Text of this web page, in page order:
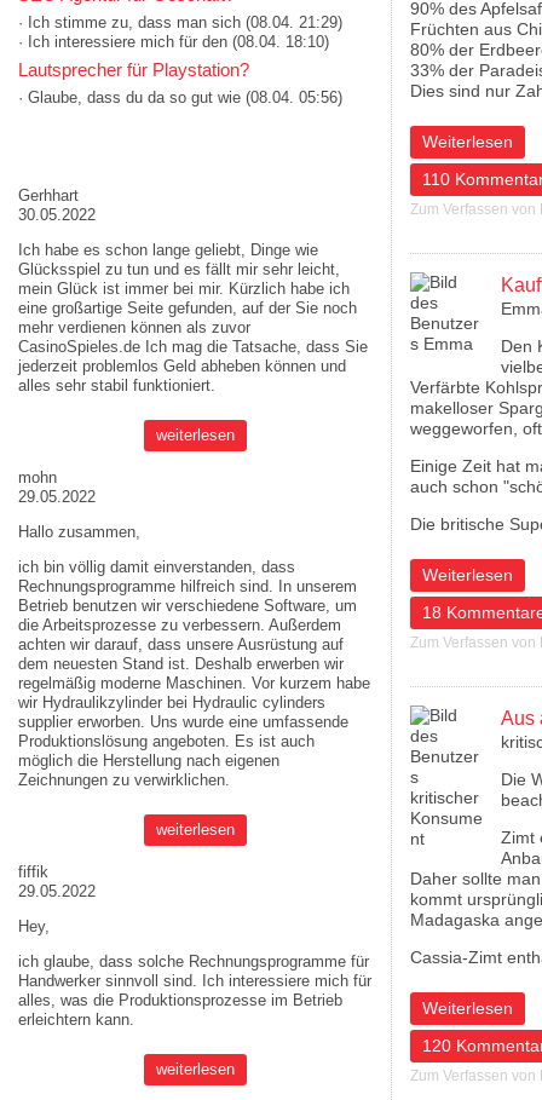
· Ich stimme zu, dass man sich (08.04. 21:29)
· Ich interessiere mich für den (08.04. 18:10)
Lautsprecher für Playstation?
· Glaube, dass du da so gut wie (08.04. 05:56)
Gerhhart
30.05.2022
Ich habe es schon lange geliebt, Dinge wie
Glücksspiel zu tun und es fällt mir sehr leicht,
mein Glück ist immer bei mir. Kürzlich habe ich
eine großartige Seite gefunden, auf der Sie noch
mehr verdienen können als zuvor
CasinoSpieles.de Ich mag die Tatsache, dass Sie
jederzeit problemlos Geld abheben können und
alles sehr stabil funktioniert.
weiterlesen
mohn
29.05.2022
Hallo zusammen,
ich bin völlig damit einverstanden, dass
Rechnungsprogramme hilfreich sind. In unserem
Betrieb benutzen wir verschiedene Software, um
die Arbeitsprozesse zu verbessern. Außerdem
achten wir darauf, dass unsere Ausrüstung auf
dem neuesten Stand ist. Deshalb erwerben wir
regelmäßig moderne Maschinen. Vor kurzem habe
wir Hydraulikzylinder bei Hydraulic cylinders
supplier erworben. Uns wurde eine umfassende
Produktionslösung angeboten. Es ist auch
möglich die Herstellung nach eigenen
Zeichnungen zu verwirklichen.
weiterlesen
fiffik
29.05.2022
Hey,
ich glaube, dass solche Rechnungsprogramme für
Handwerker sinnvoll sind. Ich interessiere mich für
alles, was die Produktionsprozesse im Betrieb
erleichtern kann.
weiterlesen
90% des
Früchten aus
80% der
33% der
Dies sind nur
Weiterlesen
über
110
Zum Verfassen
Den
Verfärbte
makelloser
weggeworfen,
Einige Zeit hat
auch schon
Die britische
Weiterlesen
über Kauft das
18
Zum Verfassen
Aus
Die
Zimt
Daher sollte
kommt
Madagaska
Cassia-Zimt
Weiterlesen
über Aus
120
Zum Verfassen